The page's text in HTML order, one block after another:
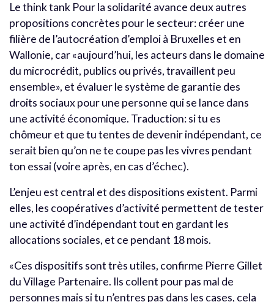
Le think tank Pour la solidarité avance deux autres
propositions concrètes pour le secteur: créer une
filière de l’autocréation d’emploi à Bruxelles et en
Wallonie, car «aujourd’hui, les acteurs dans le domaine
du microcrédit, publics ou privés, travaillent peu
ensemble», et évaluer le système de garantie des
droits sociaux pour une personne qui se lance dans
une activité économique. Traduction: si tu es
chômeur et que tu tentes de devenir indépendant, ce
serait bien qu’on ne te coupe pas les vivres pendant
ton essai (voire après, en cas d’échec).
L’enjeu est central et des dispositions existent. Parmi
elles, les coopératives d’activité permettent de tester
une activité d’indépendant tout en gardant les
allocations sociales, et ce pendant 18 mois.
«Ces dispositifs sont très utiles, confirme Pierre Gillet
du Village Partenaire. Ils collent pour pas mal de
personnes mais si tu n’entres pas dans les cases, cela